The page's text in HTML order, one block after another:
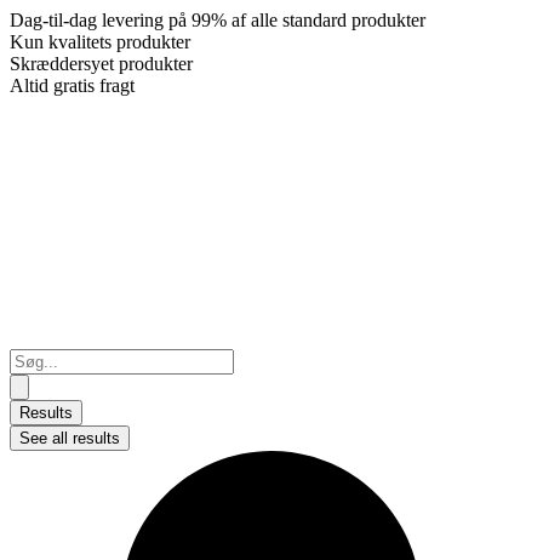
Dag-til-dag levering på 99% af alle standard produkter
Kun kvalitets produkter
Skræddersyet produkter
Altid gratis fragt
Search
...
Results
See all results